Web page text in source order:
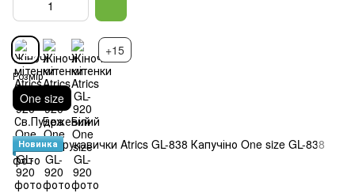
+15
Розмір
One size
Новинка